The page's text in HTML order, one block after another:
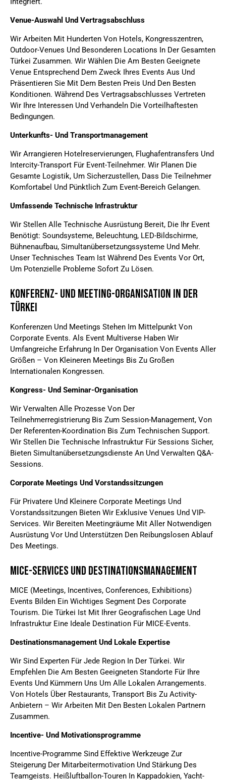
Venue-Auswahl Und Vertragsabschluss
Wir Arbeiten Mit Hunderten Von Hotels, Kongresszentren,
Outdoor-Venues Und Besonderen Locations In Der Gesamten
Türkei Zusammen. Wir Wählen Die Am Besten Geeignete
Venue Entsprechend Dem Zweck Ihres Events Aus Und
Präsentieren Sie Mit Dem Besten Preis Und Den Besten
Konditionen. Während Des Vertragsabschlusses Vertreten
Wir Ihre Interessen Und Verhandeln Die Vorteilhaftesten
Bedingungen.
Unterkunfts- Und Transportmanagement
Wir Arrangieren Hotelreservierungen, Flughafentransfers Und
Intercity-Transport Für Event-Teilnehmer. Wir Planen Die
Gesamte Logistik, Um Sicherzustellen, Dass Die Teilnehmer
Komfortabel Und Pünktlich Zum Event-Bereich Gelangen.
Umfassende Technische Infrastruktur
Wir Stellen Alle Technische Ausrüstung Bereit, Die Ihr Event
Benötigt: Soundsysteme, Beleuchtung, LED-Bildschirme,
Bühnenaufbau, Simultanübersetzungssysteme Und Mehr.
Unser Technisches Team Ist Während Des Events Vor Ort,
Um Potenzielle Probleme Sofort Zu Lösen.
Konferenz- Und Meeting-Organisation In Der
Türkei
Konferenzen Und Meetings Stehen Im Mittelpunkt Von
Corporate Events. Als Event Multiverse Haben Wir
Umfangreiche Erfahrung In Der Organisation Von Events Aller
Größen – Von Kleineren Meetings Bis Zu Großen
Internationalen Kongressen.
Kongress- Und Seminar-Organisation
Wir Verwalten Alle Prozesse Von Der
Teilnehmerregistrierung Bis Zum Session-Management, Von
Der Referenten-Koordination Bis Zum Technischen Support.
Wir Stellen Die Technische Infrastruktur Für Sessions Sicher,
Bieten Simultanübersetzungsdienste An Und Verwalten Q&A-
Sessions.
Corporate Meetings Und Vorstandssitzungen
Für Privatere Und Kleinere Corporate Meetings Und
Vorstandssitzungen Bieten Wir Exklusive Venues Und VIP-
Services. Wir Bereiten Meetingräume Mit Aller Notwendigen
Ausrüstung Vor Und Unterstützen Den Reibungslosen Ablauf
Des Meetings.
MICE-Services Und Destinationsmanagement
MICE (Meetings, Incentives, Conferences, Exhibitions)
Events Bilden Ein Wichtiges Segment Des Corporate
Tourism. Die Türkei Ist Mit Ihrer Geografischen Lage Und
Infrastruktur Eine Ideale Destination Für MICE-Events.
Destinationsmanagement Und Lokale Expertise
Wir Sind Experten Für Jede Region In Der Türkei. Wir
Empfehlen Die Am Besten Geeigneten Standorte Für Ihre
Events Und Kümmern Uns Um Alle Lokalen Arrangements.
Von Hotels Über Restaurants, Transport Bis Zu Activity-
Anbietern – Wir Arbeiten Mit Den Besten Lokalen Partnern
Zusammen.
Incentive- Und Motivationsprogramme
Incentive-Programme Sind Effektive Werkzeuge Zur
Steigerung Der Mitarbeitermotivation Und Stärkung Des
Teamgeists. Heißluftballon-Touren In Kappadokien, Yacht-